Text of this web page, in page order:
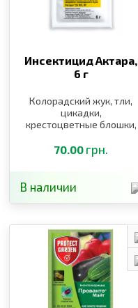
Инсектицид Актара,
6 г
Колорадский жук, тли,
цикадки,
крестоцветные блошки,
долгоносики
70.00 грн.
В наличии